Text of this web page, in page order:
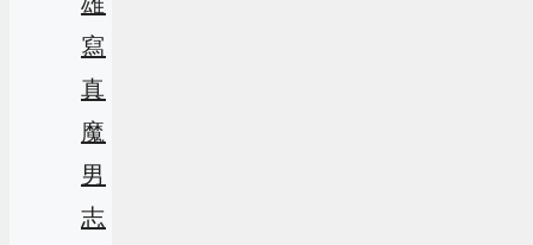
寫
真
魔
男
志